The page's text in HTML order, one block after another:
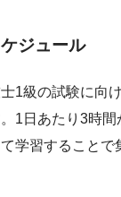
ジュール
1級の試験に向
1日あたり3時間
学習することで